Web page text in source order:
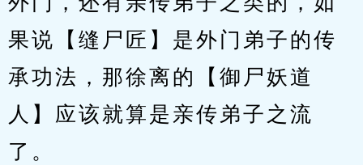
果说【缝尸匠】是外门弟子的传
承功法，那徐离的【御尸妖道
人】应该就算是亲传弟子之流
了。